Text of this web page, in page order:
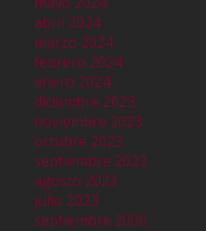
abril 2024
marzo 2024
febrero 2024
enero 2024
diciembre 2023
noviembre 2023
octubre 2023
septiembre 2023
agosto 2023
julio 2023
septiembre 2000